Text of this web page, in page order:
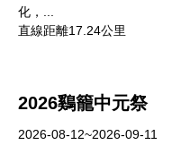
化，...
直線距離17.24公里
2026鷄籠中元祭
2026-08-12~2026-09-11